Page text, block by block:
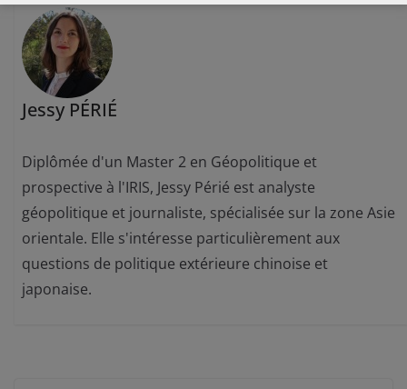
Jessy PÉRIÉ
Diplômée d'un Master 2 en Géopolitique et
prospective à l'IRIS, Jessy Périé est analyste
géopolitique et journaliste, spécialisée sur la zone Asie
orientale. Elle s'intéresse particulièrement aux
questions de politique extérieure chinoise et
japonaise.